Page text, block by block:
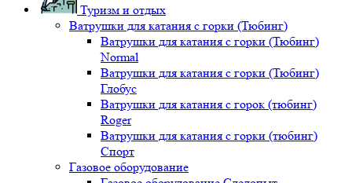
Туризм и отдых
Ватрушки для катания с горки (Тюбинг)
Ватрушки для катания с горки (Тюбинг)
Normal
Ватрушки для катания с горки (Тюбинг)
Глобус
Ватрушки для катания с горок (тюбинг)
Roger
Ватрушки для катания с горки (тюбинг)
Спорт
Газовое оборудование